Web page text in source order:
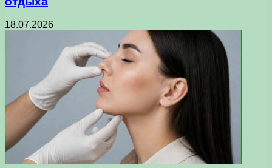
18.07.2026